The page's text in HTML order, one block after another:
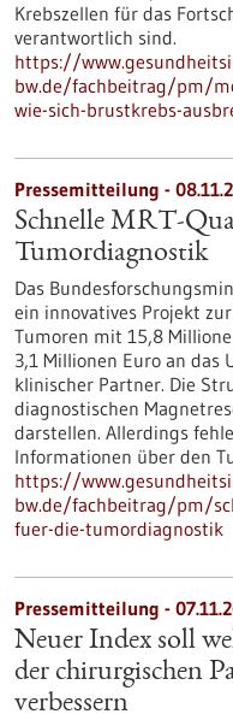
Krebszellen für das
verantwortlich sind.
https://
bw.de/fachbeitrag/pm/
wie-sich-brustkrebs-
Pressemitteilung -
Schnelle MRT-
Tumordiagnostik
Das
ein innovatives Projekt
Tumoren mit 15,8
3,1 Millionen Euro an
klinischer Partner. Die
diagnostischen
darstellen. Allerdings
Informationen über den
https://
bw.de/fachbeitrag/pm/
fuer-die-tumordiagnostik
Pressemitteilung -
Neuer Index soll
der chirurgischen
verbessern